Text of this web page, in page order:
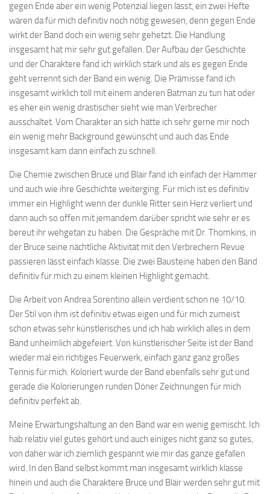
gegen Ende aber ein wenig Potenzial liegen lässt, ein zwei Hefte
wären da für mich definitiv noch nötig gewesen, denn gegen Ende
wirkt der Band doch ein wenig sehr gehetzt. Die Handlung
insgesamt hat mir sehr gut gefallen. Der Aufbau der Geschichte
und der Charaktere fand ich wirklich stark und als es gegen Ende
geht verrennt sich der Band ein wenig. Die Prämisse fand ich
insgesamt wirklich toll mit einem anderen Batman zu tun hat oder
es eher ein wenig drastischer sieht wie man Verbrecher
ausschaltet. Vom Charakter an sich hätte ich sehr gerne mir noch
ein wenig mehr Background gewünscht und auch das Ende
insgesamt kam dann einfach zu schnell.
Die Chemie zwischen Bruce und Blair fand ich einfach der Hammer
und auch wie ihre Geschichte weiterging. Für mich ist es definitiv
immer ein Highlight wenn der dunkle Ritter sein Herz verliert und
dann auch so offen mit jemandem darüber spricht wie sehr er es
bereut ihr wehgetan zu haben. Die Gespräche mit Dr. Thomkins, in
der Bruce seine nächtliche Aktivität mit den Verbrechern Revue
passieren lässt einfach klasse. Die zwei Bausteine haben den Band
definitiv für mich zu einem kleinen Highlight gemacht.
Die Arbeit von Andrea Sorentino allein verdient schon ne 10/10.
Der Stil von ihm ist definitiv etwas eigen und für mich zumeist
schon etwas sehr künstlerisches und ich hab wirklich alles in dem
Band unheimlich abgefeiert. Von künstlerischer Seite ist der Band
wieder mal ein richtiges Feuerwerk, einfach ganz ganz großes
Tennis für mich. Koloriert wurde der Band ebenfalls sehr gut und
gerade die Kolorierungen runden Döner Zeichnungen für mich
definitiv perfekt ab.
Meine Erwartungshaltung an den Band war ein wenig gemischt. Ich
hab relativ viel gutes gehört und auch einiges nicht ganz so gutes,
von daher war ich ziemlich gespannt wie mir das ganze gefallen
wird. In den Band selbst kommt man insgesamt wirklich klasse
hinein und auch die Charaktere Bruce und Blair werden sehr gut mit